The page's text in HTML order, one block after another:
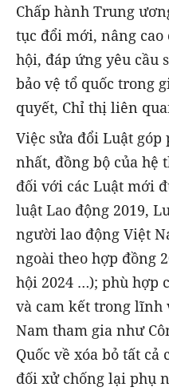
Chấp hành Trung
tục đổi mới, nâng
hội, đáp ứng yêu cầu
bảo vệ tổ quốc trong
quyết, Chỉ thị liên
Việc sửa đổi Luật
nhất, đồng bộ của hệ
đối với các Luật mới
luật Lao động 2019,
người lao động Việt
ngoài theo hợp đồng
hội 2024 …); phù hợp
và cam kết trong lĩnh
Nam tham gia như
Quốc về xóa bỏ tất
đối xử chống lại phụ